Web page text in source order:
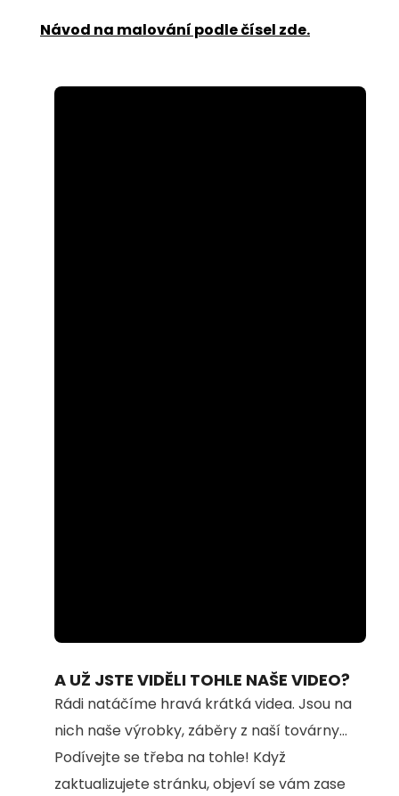
Návod na malování podle čísel zde.
100.00%
A UŽ JSTE VIDĚLI TOHLE NAŠE VIDEO?
Rádi natáčíme hravá krátká videa. Jsou na
nich naše výrobky, záběry z naší továrny...
Podívejte se třeba na tohle! Když
zaktualizujete stránku, objeví se vám zase